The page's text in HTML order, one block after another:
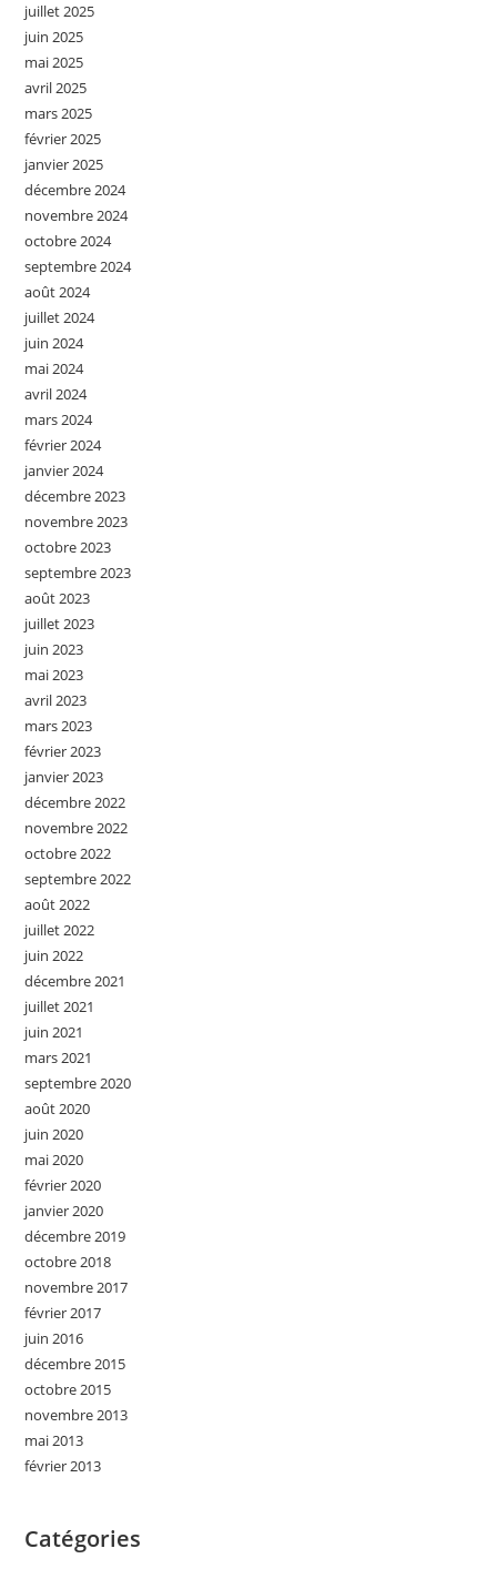
juillet 2025
juin 2025
mai 2025
avril 2025
mars 2025
février 2025
janvier 2025
décembre 2024
novembre 2024
octobre 2024
septembre 2024
août 2024
juillet 2024
juin 2024
mai 2024
avril 2024
mars 2024
février 2024
janvier 2024
décembre 2023
novembre 2023
octobre 2023
septembre 2023
août 2023
juillet 2023
juin 2023
mai 2023
avril 2023
mars 2023
février 2023
janvier 2023
décembre 2022
novembre 2022
octobre 2022
septembre 2022
août 2022
juillet 2022
juin 2022
décembre 2021
juillet 2021
juin 2021
mars 2021
septembre 2020
août 2020
juin 2020
mai 2020
février 2020
janvier 2020
décembre 2019
octobre 2018
novembre 2017
février 2017
juin 2016
décembre 2015
octobre 2015
novembre 2013
mai 2013
février 2013
Catégories